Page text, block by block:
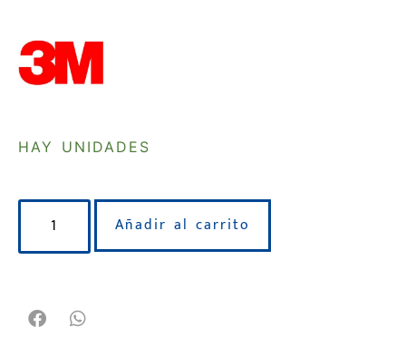
HAY UNIDADES
Añadir al carrito